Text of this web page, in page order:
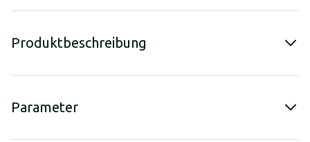
Produktbeschreibung
Parameter